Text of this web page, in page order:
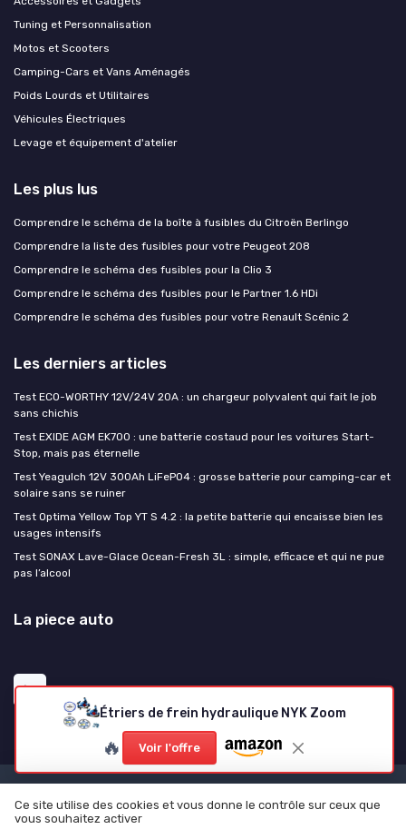
Étriers de frein hydraulique NYK Zoom
🔥 Voir l'offre
Tuning et Personnalisation
Motos et Scooters
Camping-Cars et Vans Aménagés
Poids Lourds et Utilitaires
Véhicules Électriques
Levage et équipement d'atelier
Les plus lus
Comprendre le schéma de la boîte à fusibles du Citroën Berlingo
Comprendre la liste des fusibles pour votre Peugeot 208
Comprendre le schéma des fusibles pour la Clio 3
Comprendre le schéma des fusibles pour le Partner 1.6 HDi
Comprendre le schéma des fusibles pour votre Renault Scénic 2
Les derniers articles
Test ECO-WORTHY 12V/24V 20A : un chargeur polyvalent qui fait le job
sans chichis
Test EXIDE AGM EK700 : une batterie costaud pour les voitures Start-
Stop, mais pas éternelle
Test Yeagulch 12V 300Ah LiFePO4 : grosse batterie pour camping-car et
solaire sans se ruiner
Test Optima Yellow Top YT S 4.2 : la petite batterie qui encaisse bien les
usages intensifs
Test SONAX Lave-Glace Ocean-Fresh 3L : simple, efficace et qui ne pue
pas l’alcool
La piece auto
Ce site utilise des cookies et vous donne le contrôle sur ceux que
vous souhaitez activer